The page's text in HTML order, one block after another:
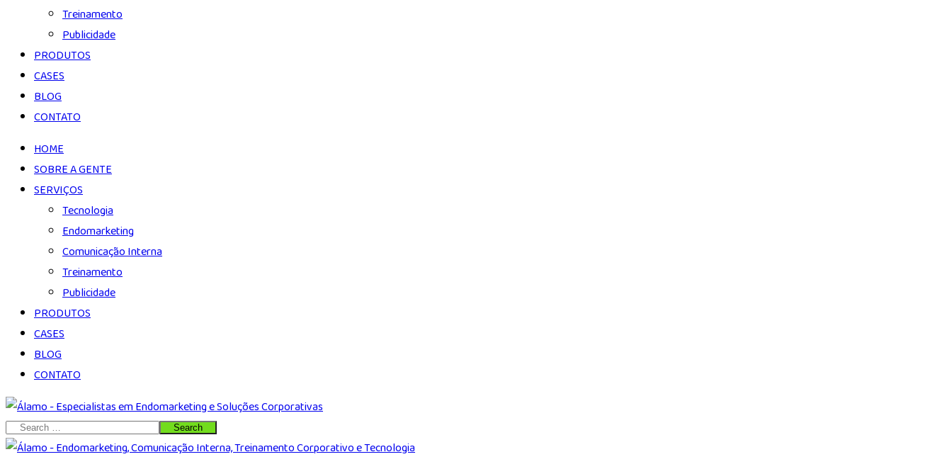
Treinamento
Publicidade
PRODUTOS
CASES
BLOG
CONTATO
HOME
SOBRE A GENTE
SERVIÇOS
Tecnologia
Endomarketing
Comunicação Interna
Treinamento
Publicidade
PRODUTOS
CASES
BLOG
CONTATO